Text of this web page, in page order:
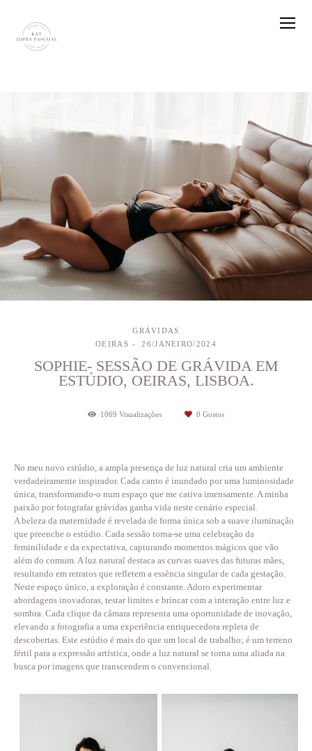
GRÁVIDAS
OEIRAS
26/JANEIRO/2024
SOPHIE- SESSÃO DE GRÁVIDA EM
ESTÚDIO, OEIRAS, LISBOA.
1069 Visualizações 0 Gostos
No meu novo estúdio, a ampla presença de luz natural cria um ambiente
verdadeiramente inspirador. Cada canto é inundado por uma luminosidade
única, transformando-o num espaço que me cativa imensamente. A minha
paixão por fotografar grávidas ganha vida neste cenário especial.
A beleza da maternidade é revelada de forma única sob a suave iluminação
que preenche o estúdio. Cada sessão torna-se uma celebração da
feminilidade e da expectativa, capturando momentos mágicos que vão
além do comum. A luz natural destaca as curvas suaves das futuras mães,
resultando em retratos que refletem a essência singular de cada gestação.
Neste espaço único, a exploração é constante. Adoro experimentar
abordagens inovadoras, testar limites e brincar com a interação entre luz e
sombra. Cada clique da câmara representa uma oportunidade de inovação,
elevando a fotografia a uma experiência enriquecedora repleta de
descobertas. Este estúdio é mais do que um local de trabalho; é um terreno
fértil para a expressão artística, onde a luz natural se torna uma aliada na
busca por imagens que transcendem o convencional.